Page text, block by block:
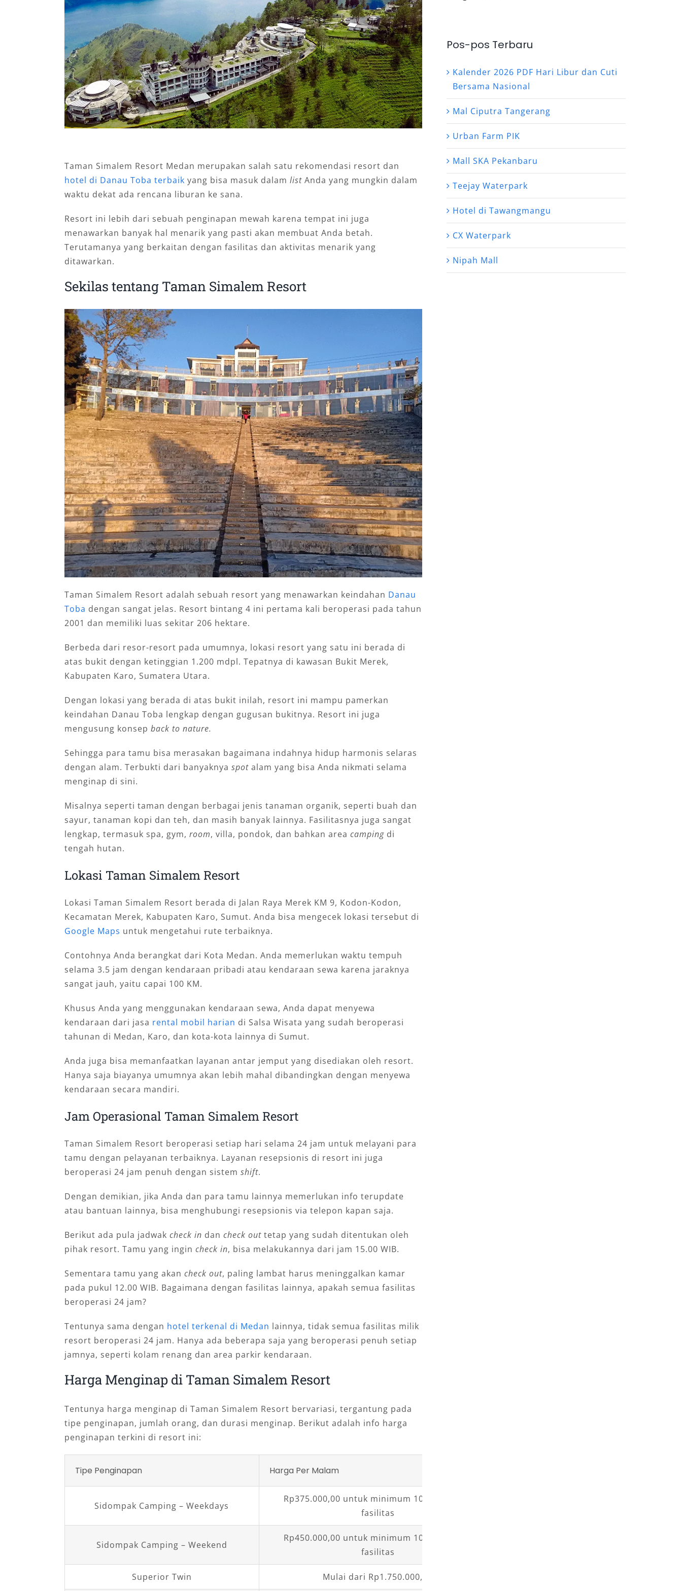
Taman Simalem Resort Medan merupakan salah satu rekomendasi resort dan
hotel di Danau Toba terbaik yang bisa masuk dalam listAnda yang mungkin dalam
waktu dekat ada rencana liburan ke sana.
Resort ini lebih dari sebuah penginapan mewah karena tempat ini juga
menawarkan banyak hal menarik yang pasti akan membuat Anda betah.
Terutamanya yang berkaitan dengan fasilitas dan aktivitas menarik yang
ditawarkan.
Sekilas tentang Taman Simalem Resort
Taman Simalem Resort adalah sebuah resort yang menawarkan keindahan Danau
Toba dengan sangat jelas. Resort bintang 4 ini pertama kali beroperasi pada tahun
2001 dan memiliki luas sekitar 206 hektare.
Berbeda dari resor-resort pada umumnya, lokasi resort yang satu ini berada di
atas bukit dengan ketinggian 1.200 mdpl. Tepatnya di kawasan Bukit Merek,
Kabupaten Karo, Sumatera Utara.
Dengan lokasi yang berada di atas bukit inilah, resort ini mampu pamerkan
keindahan Danau Toba lengkap dengan gugusan bukitnya. Resort ini juga
mengusung konsep back to nature.
Sehingga para tamu bisa merasakan bagaimana indahnya hidup harmonis selaras
dengan alam. Terbukti dari banyaknya spotalam yang bisa Anda nikmati selama
menginap di sini.
Misalnya seperti taman dengan berbagai jenis tanaman organik, seperti buah dan
sayur, tanaman kopi dan teh, dan masih banyak lainnya. Fasilitasnya juga sangat
lengkap, termasuk spa, gym, room, villa, pondok, dan bahkan area campingdi
tengah hutan.
Lokasi Taman Simalem Resort
Lokasi Taman Simalem Resort berada di Jalan Raya Merek KM 9, Kodon-Kodon,
Kecamatan Merek, Kabupaten Karo, Sumut. Anda bisa mengecek lokasi tersebut di
Google Maps untuk mengetahui rute terbaiknya.
Contohnya Anda berangkat dari Kota Medan. Anda memerlukan waktu tempuh
selama 3.5 jam dengan kendaraan pribadi atau kendaraan sewa karena jaraknya
sangat jauh, yaitu capai 100 KM.
Khusus Anda yang menggunakan kendaraan sewa, Anda dapat menyewa
kendaraan dari jasa rental mobil harian di Salsa Wisata yang sudah beroperasi
tahunan di Medan, Karo, dan kota-kota lainnya di Sumut.
Anda juga bisa memanfaatkan layanan antar jemput yang disediakan oleh resort.
Hanya saja biayanya umumnya akan lebih mahal dibandingkan dengan menyewa
kendaraan secara mandiri.
Jam Operasional Taman Simalem Resort
Taman Simalem Resort beroperasi setiap hari selama 24 jam untuk melayani para
tamu dengan pelayanan terbaiknya. Layanan resepsionis di resort ini juga
beroperasi 24 jam penuh dengan sistem shift.
Dengan demikian, jika Anda dan para tamu lainnya memerlukan info terupdate
atau bantuan lainnya, bisa menghubungi resepsionis via telepon kapan saja.
Berikut ada pula jadwak check in dan check outtetap yang sudah ditentukan oleh
pihak resort. Tamu yang ingin check in, bisa melakukannya dari jam 15.00 WIB.
Sementara tamu yang akan check out, paling lambat harus meninggalkan kamar
pada pukul 12.00 WIB. Bagaimana dengan fasilitas lainnya, apakah semua fasilitas
beroperasi 24 jam?
Tentunya sama dengan hotel terkenal di Medan lainnya, tidak semua fasilitas milik
resort beroperasi 24 jam. Hanya ada beberapa saja yang beroperasi penuh setiap
jamnya, seperti kolam renang dan area parkir kendaraan.
Harga Menginap di Taman Simalem Resort
Tentunya harga menginap di Taman Simalem Resort bervariasi, tergantung pada
tipe penginapan, jumlah orang, dan durasi menginap. Berikut adalah info harga
penginapan terkini di resort ini:
Tipe Penginapan Harga Per Malam
Sidompak Camping – Weekdays
Rp375.000,00 untuk minimum 10 orang plus
fasilitas
Sidompak Camping – Weekend
Rp450.000,00 untuk minimum 10 orang plus
fasilitas
Superior Twin Mulai dari Rp1.750.000,00
Pos-pos Terbaru
Kalender 2026 PDF Hari Libur dan Cuti
Bersama Nasional
Mal Ciputra Tangerang
Urban Farm PIK
Mall SKA Pekanbaru
Teejay Waterpark
Hotel di Tawangmangu
CX Waterpark
Nipah Mall